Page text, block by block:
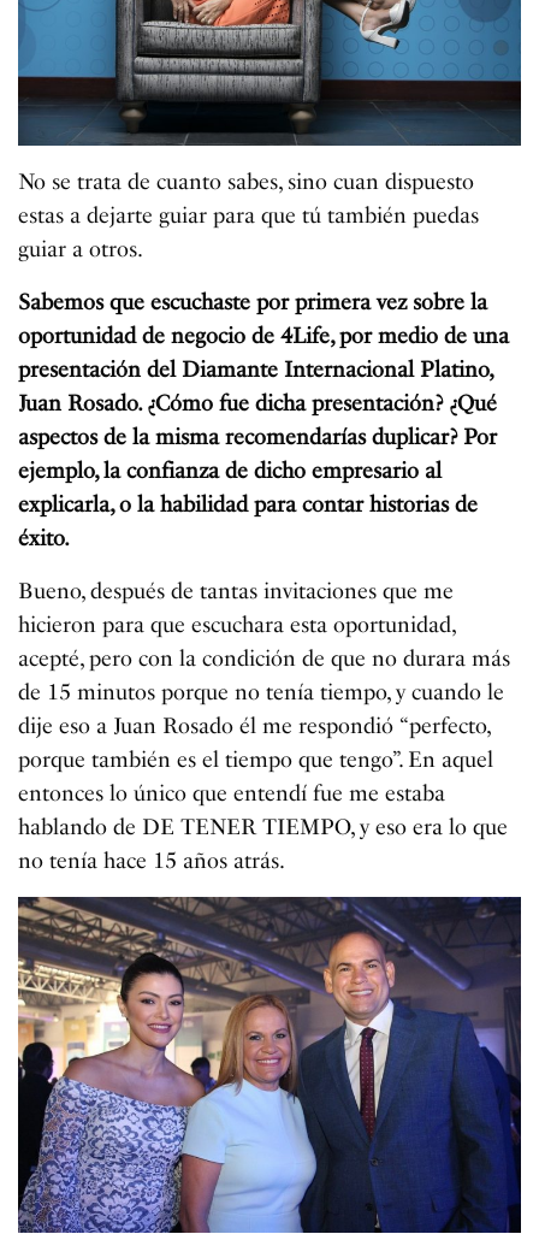
No se trata de cuanto sabes, sino cuan dispuesto
estas a dejarte guiar para que tú también puedas
guiar a otros.
Sabemos que escuchaste por primera vez sobre la
oportunidad de negocio de 4Life,por medio de una
presentación del Diamante Internacional Platino,
Juan Rosado. ¿Cómo fue dicha presentación? ¿Qué
aspectos de la misma recomendarías duplicar? Por
ejemplo, la confianza de dicho empresario al
explicarla, o la habilidad para contar historias de
éxito.
Bueno, después de tantas invitaciones que me
hicieron para que escuchara esta oportunidad,
acepté, pero con la condición de que no durara más
de 15 minutos porque no tenía tiempo, y cuando le
dije eso a Juan Rosado él me respondió “perfecto,
porque también es el tiempo que tengo”. En aquel
entonces lo único que entendí fue me estaba
hablando de DE TENER TIEMPO, y eso era lo que
no tenía hace 15 años atrás.